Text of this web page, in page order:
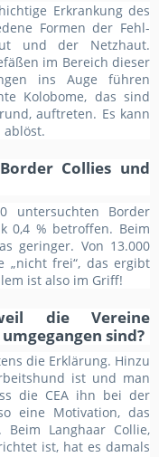
Erkrankung des
Formen der Fehl-
und der Netzhaut.
im Bereich dieser
ins Auge führen
Kolobome, das sind
auftreten. Es kann
ablöst.
Collies und
untersuchten Border
0,4 % betroffen. Beim
geringer. Von 13.000
„nicht frei“, das ergibt
ist also im Griff!
die Vereine
sind?
die Erklärung. Hinzu
ist und man
die CEA ihn bei der
eine Motivation, das
Langhaar Collie,
ist, hat es damals